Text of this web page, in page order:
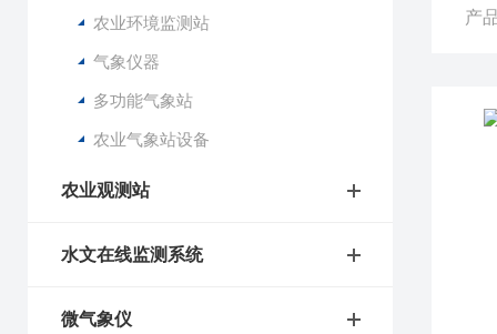
农业环境监测站
气象仪器
多功能气象站
农业气象站设备
农业观测站
水文在线监测系统
微气象仪
产